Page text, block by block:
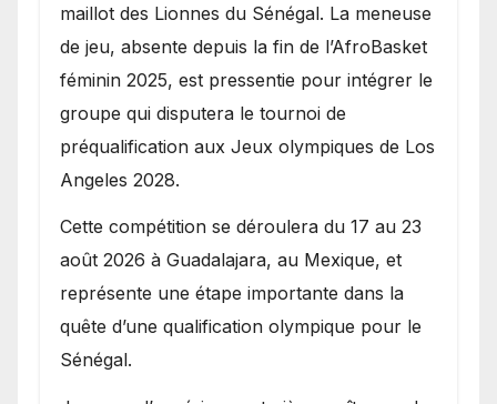
maillot des Lionnes du Sénégal. La meneuse
de jeu, absente depuis la fin de l’AfroBasket
féminin 2025, est pressentie pour intégrer le
groupe qui disputera le tournoi de
préqualification aux Jeux olympiques de Los
Angeles 2028.
Cette compétition se déroulera du 17 au 23
août 2026 à Guadalajara, au Mexique, et
représente une étape importante dans la
quête d’une qualification olympique pour le
Sénégal.